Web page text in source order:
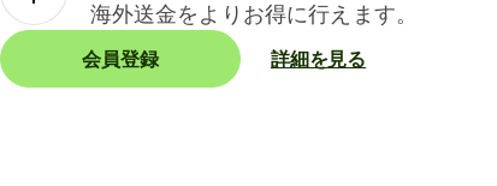
海外送金をよりお得に行えます。
会員登録 詳細を見る